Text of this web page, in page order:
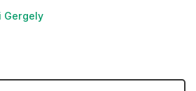
Gergely